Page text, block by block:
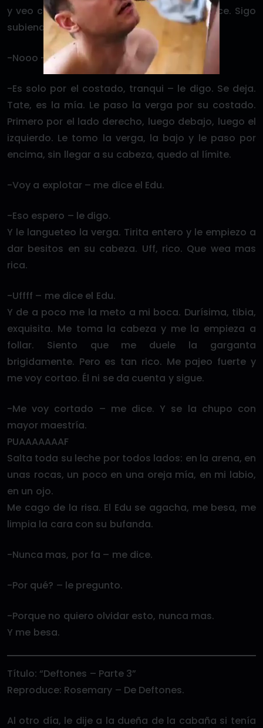
y veo como sus ojos están blancos de place. Sigo
subiendo por su verga, le paso la lengua.
-Nooo – me dice.
-Es solo por el costado, tranqui – le digo. Se deja.
Tate, es la mía. Le paso la verga por su costado.
Primero por el lado derecho, luego debajo, luego el
izquierdo. Le tomo la verga, la bajo y le paso por
encima, sin llegar a su cabeza, quedo al límite.
-Voy a explotar – me dice el Edu.
-Eso espero – le digo.
Y le langueteo la verga. Tirita entero y le empiezo a
dar besitos en su cabeza. Uff, rico. Que wea mas
rica.
-Uffff – me dice el Edu.
Y de a poco me la meto a mi boca. Durísima, tibia,
exquisita. Me toma la cabeza y me la empieza a
follar. Siento que me duele la garganta
brigidamente. Pero es tan rico. Me pajeo fuerte y
me voy cortao. Él ni se da cuenta y sigue.
-Me voy cortado – me dice. Y se la chupo con
mayor maestría.
PUAAAAAAAF
Salta toda su leche por todos lados: en la arena, en
unas rocas, un poco en una oreja mía, en mi labio,
en un ojo.
Me cago de la risa. El Edu se agacha, me besa, me
limpia la cara con su bufanda.
-Nunca mas, por fa – me dice.
-Por qué? – le pregunto.
-Porque no quiero olvidar esto, nunca mas.
Y me besa.
Título: “Deftones – Parte 3”
Reproduce: Rosemary – De Deftones.
Al otro día, le dije a la dueña de la cabaña si tenía